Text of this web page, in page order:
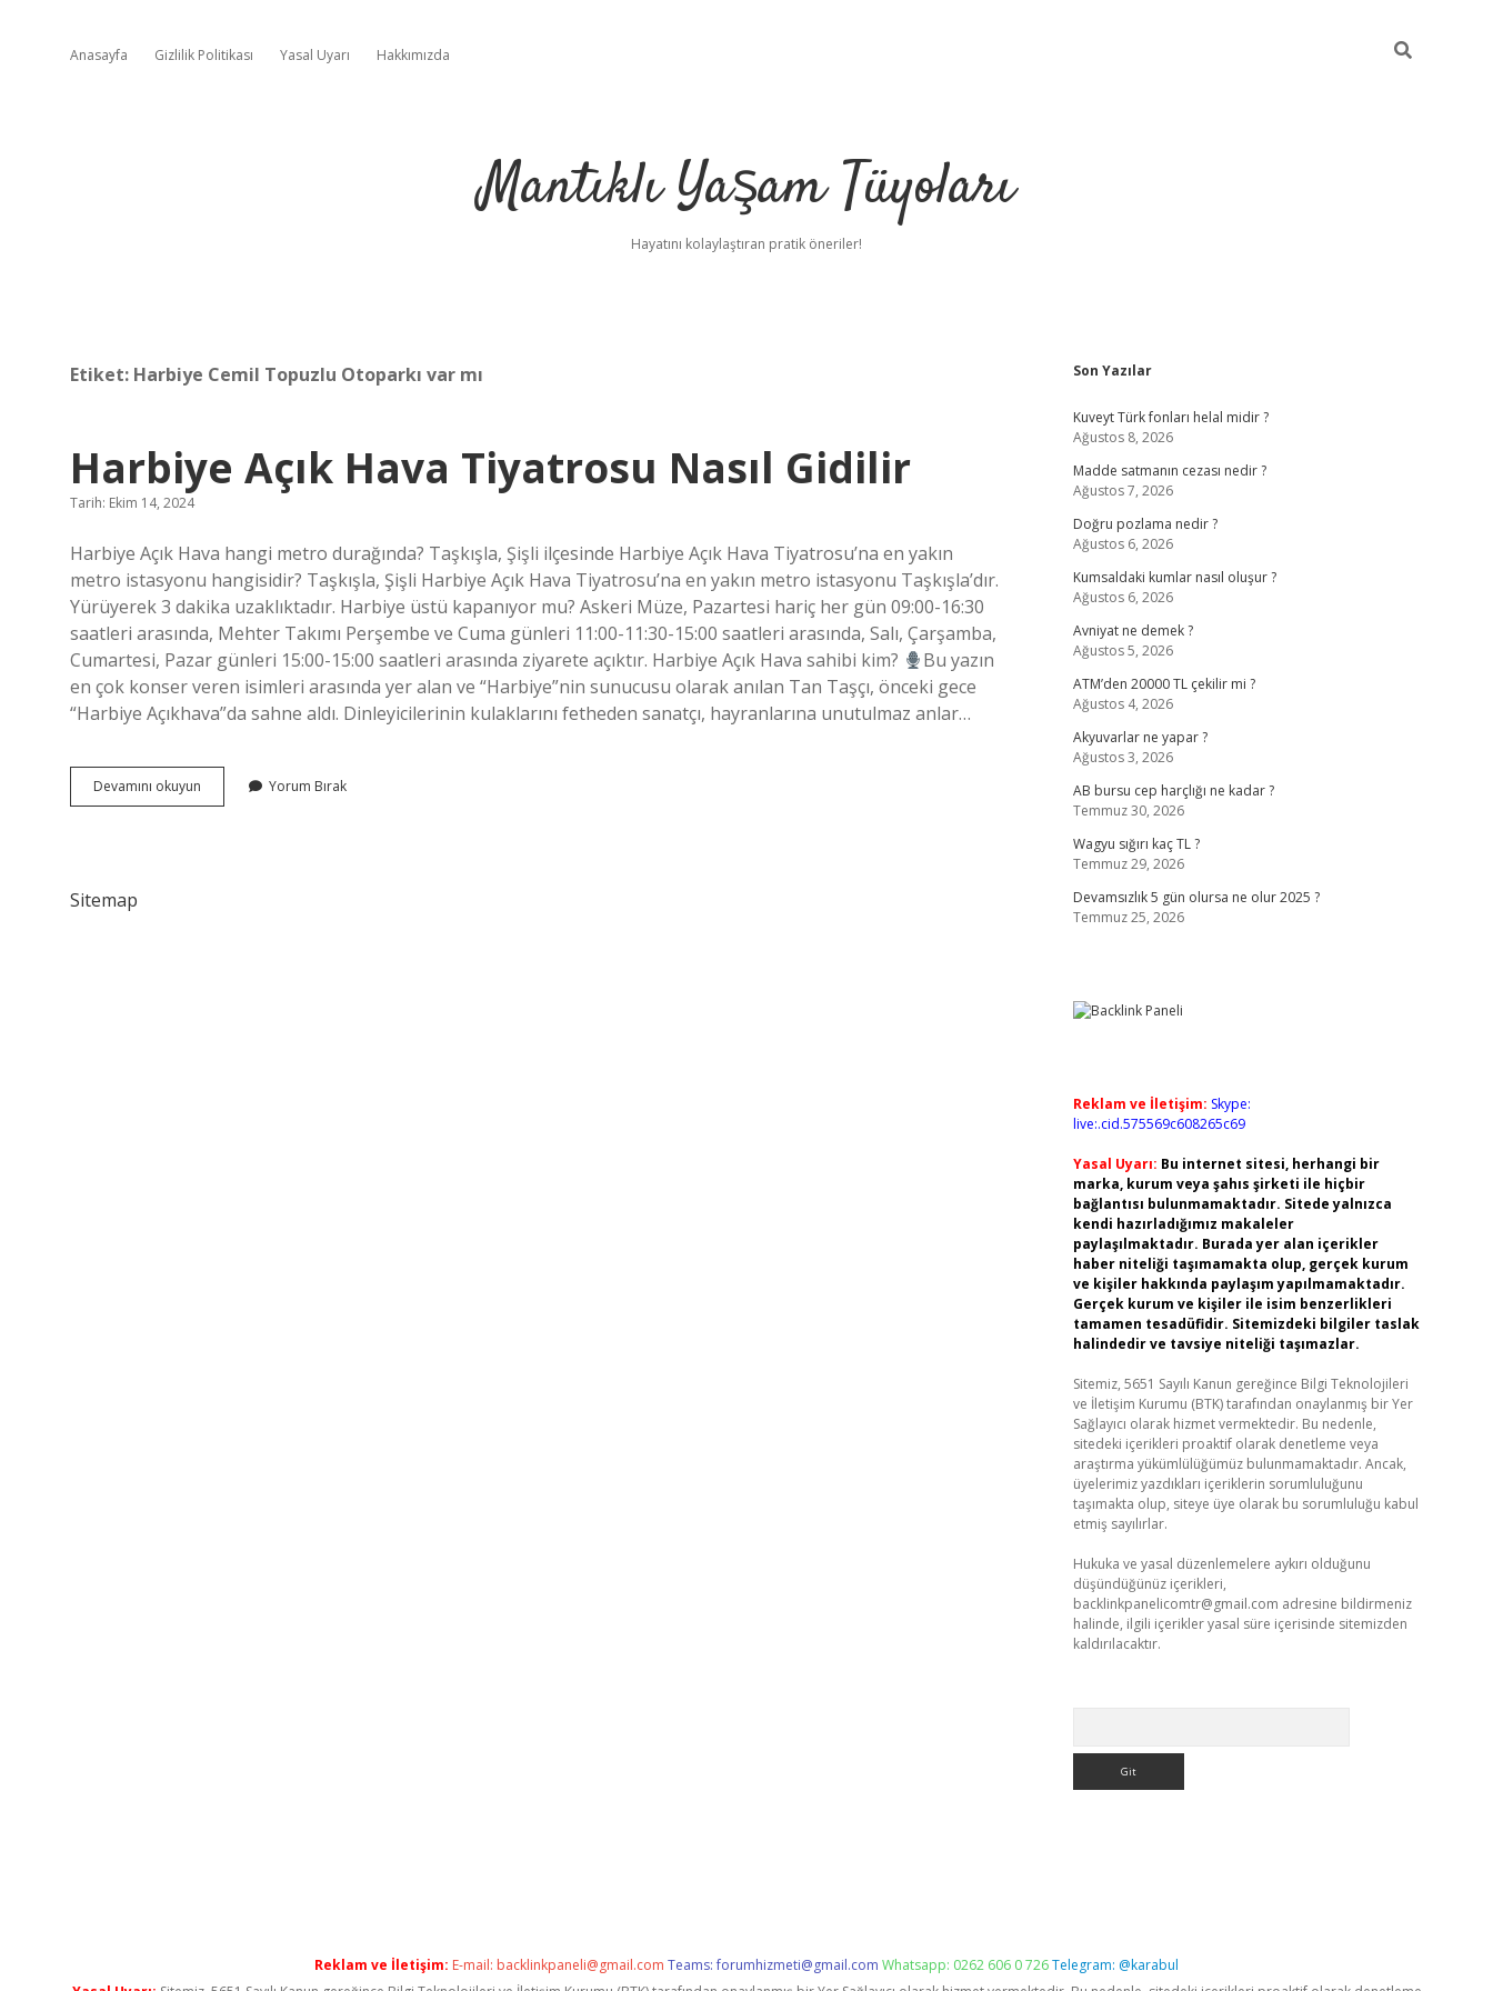
Anasayfa Gizlilik Politikası Yasal Uyarı Hakkımızda
Mantıklı Yaşam Tüyoları
Hayatını kolaylaştıran pratik öneriler!
Etiket: Harbiye Cemil Topuzlu Otoparkı var mı
Harbiye Açık Hava Tiyatrosu Nasıl Gidilir
Tarih: Ekim 14, 2024
Harbiye Açık Hava hangi metro durağında? Taşkışla, Şişli ilçesinde Harbiye Açık Hava Tiyatrosu’na en yakın
metro istasyonu hangisidir? Taşkışla, Şişli Harbiye Açık Hava Tiyatrosu’na en yakın metro istasyonu Taşkışla’dır.
Yürüyerek 3 dakika uzaklıktadır. Harbiye üstü kapanıyor mu? Askeri Müze, Pazartesi hariç her gün 09:00-16:30
saatleri arasında, Mehter Takımı Perşembe ve Cuma günleri 11:00-11:30-15:00 saatleri arasında, Salı, Çarşamba,
Cumartesi, Pazar günleri 15:00-15:00 saatleri arasında ziyarete açıktır. Harbiye Açık Hava sahibi kim?
Bu yazın
en çok konser veren isimleri arasında yer alan ve “Harbiye”nin sunucusu olarak anılan Tan Taşçı, önceki gece
“Harbiye Açıkhava”da sahne aldı. Dinleyicilerinin kulaklarını fetheden sanatçı, hayranlarına unutulmaz anlar…
Devamını okuyun Harbiye
Açık
Yorum Bırak
Sitemap
Sidebar
Son Yazılar
Kuveyt Türk fonları helal midir ?
Ağustos 8, 2026
Madde satmanın cezası nedir ?
Ağustos 7, 2026
Doğru pozlama nedir ?
Ağustos 6, 2026
Kumsaldaki kumlar nasıl oluşur ?
Ağustos 6, 2026
Avniyat ne demek ?
Ağustos 5, 2026
ATM’den 20000 TL çekilir mi ?
Ağustos 4, 2026
Akyuvarlar ne yapar ?
Ağustos 3, 2026
AB bursu cep harçlığı ne kadar ?
Temmuz 30, 2026
Wagyu sığırı kaç TL ?
Temmuz 29, 2026
Devamsızlık 5 gün olursa ne olur 2025 ?
Temmuz 25, 2026
Reklam ve İletişim: Skype:
live:.cid.575569c608265c69
Yasal Uyarı: Bu internet sitesi, herhangi bir
marka, kurum veya şahıs şirketi ile hiçbir
bağlantısı bulunmamaktadır. Sitede yalnızca
kendi hazırladığımız makaleler
paylaşılmaktadır. Burada yer alan içerikler
haber niteliği taşımamakta olup, gerçek kurum
ve kişiler hakkında paylaşım yapılmamaktadır.
Gerçek kurum ve kişiler ile isim benzerlikleri
tamamen tesadüfidir. Sitemizdeki bilgiler taslak
halindedir ve tavsiye niteliği taşımazlar.
Sitemiz, 5651 Sayılı Kanun gereğince Bilgi Teknolojileri
ve İletişim Kurumu (BTK) tarafından onaylanmış bir Yer
Sağlayıcı olarak hizmet vermektedir. Bu nedenle,
sitedeki içerikleri proaktif olarak denetleme veya
araştırma yükümlülüğümüz bulunmamaktadır. Ancak,
üyelerimiz yazdıkları içeriklerin sorumluluğunu
taşımakta olup, siteye üye olarak bu sorumluluğu kabul
etmiş sayılırlar.
Hukuka ve yasal düzenlemelere aykırı olduğunu
düşündüğünüz içerikleri,
backlinkpanelicomtr@gmail.com adresine bildirmeniz
halinde, ilgili içerikler yasal süre içerisinde sitemizden
kaldırılacaktır.
Reklam ve İletişim: E-mail: backlinkpaneli@gmail.com Teams:forumhizmeti@gmail.com Whatsapp: 0262 606 0 726Telegram: @karabul